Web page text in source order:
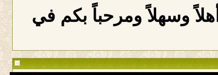
وسهلاً ومرحباً بكم في